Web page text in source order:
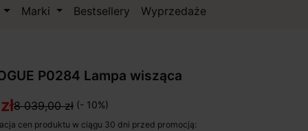
Marki Bestsellery Wyprzedaże
P0284 Lampa wisząca
8 039,00 zł (- 10%)
cen produktu w ciągu 30 dni przed promocją: